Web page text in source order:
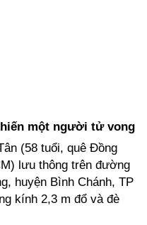
một người tử vong
(58 tuổi, quê Đồng
lưu thông trên đường
huyện Bình Chánh, TP
kính 2,3 m đổ và đè